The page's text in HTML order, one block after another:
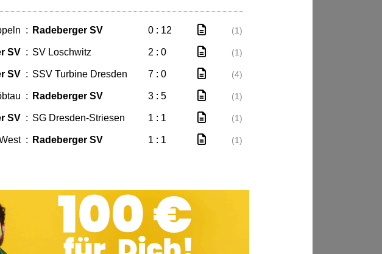
: Radeberger SV 0 : 12 (1)
SV : SV Loschwitz 2 : 0 (1)
SV : SSV Turbine Dresden 7 : 0 (4)
: Radeberger SV 3 : 5 (1)
SV : SG Dresden-Striesen 1 : 1 (1)
: Radeberger SV 1 : 1 (1)